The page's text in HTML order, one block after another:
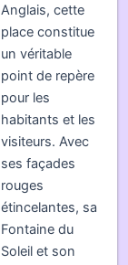
Anglais, cette
place constitue
un véritable
point de repère
pour les
habitants et les
visiteurs. Avec
ses façades
rouges
étincelantes, sa
Fontaine du
Soleil et son